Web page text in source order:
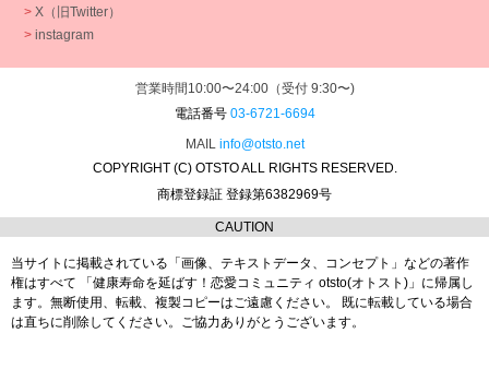
> X（旧Twitter）
> instagram
営業時間10:00〜24:00（受付 9:30〜)
電話番号 03-6721-6694
MAIL info@otsto.net
COPYRIGHT (C) OTSTO ALL RIGHTS RESERVED.
商標登録証 登録第6382969号
CAUTION
当サイトに掲載されている「画像、テキストデータ、コンセプト」などの著作
権はすべて 「健康寿命を延ばす！恋愛コミュニティ otsto(オトスト)」に帰属し
ます。 無断使用、転載、複製コピーはご遠慮ください。
既に転載している場合
は直ちに削除してください。ご協力ありがとうございます。